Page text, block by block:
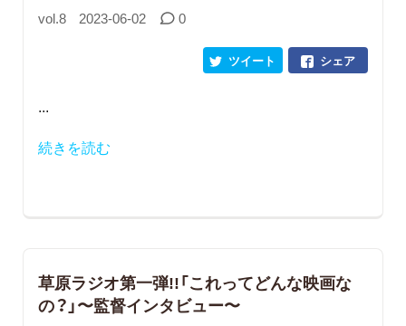
vol.8 2023-06-02 0
シェア
ツイート
...
続きを読む
草原ラジオ第一弾!!「これってどんな映画な
の？」〜監督インタビュー〜